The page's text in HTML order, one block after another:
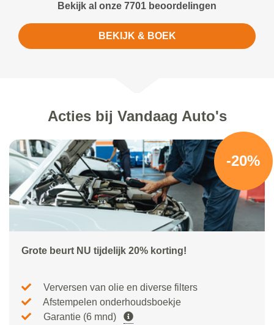
Bekijk al onze 7701 beoordelingen
BEKIJK & BOEK
Acties bij Vandaag Auto's
-20%
Grote beurt NU tijdelijk 20% korting!
Verversen van olie en diverse filters
Afstempelen onderhoudsboekje
Garantie (6 mnd)